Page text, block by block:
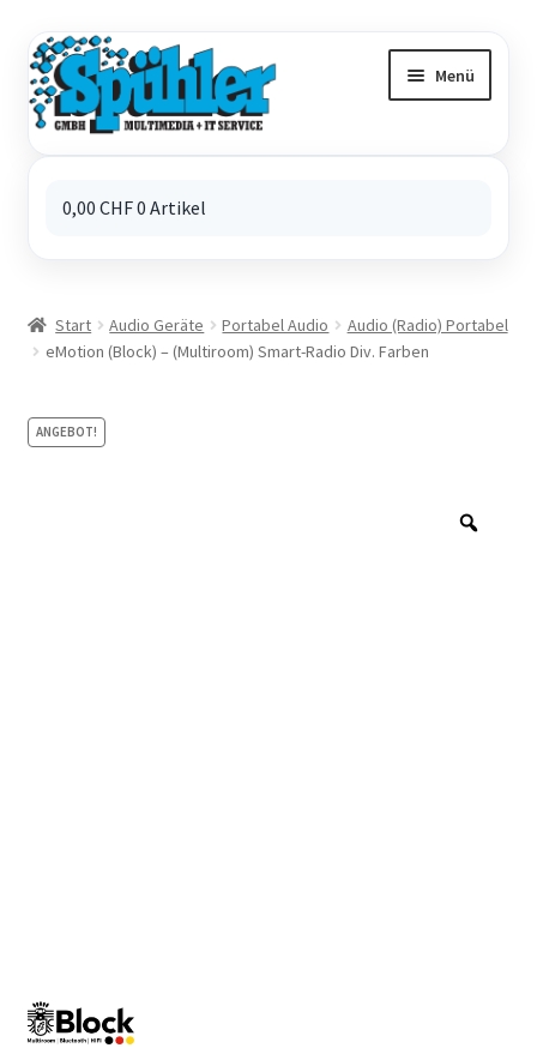
Zur
Navigation
springen
Zum
Inhalt
springen
Menü
0,00 CHF0 Artikel
Start Audio Geräte Portabel Audio
Audio (Radio) Portabel
eMotion (Block) – (Multiroom) Smart-Radio Div. Farben
ANGEBOT!